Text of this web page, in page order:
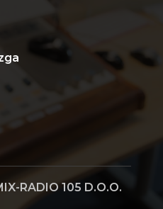
RADIO 105 D.O.O.